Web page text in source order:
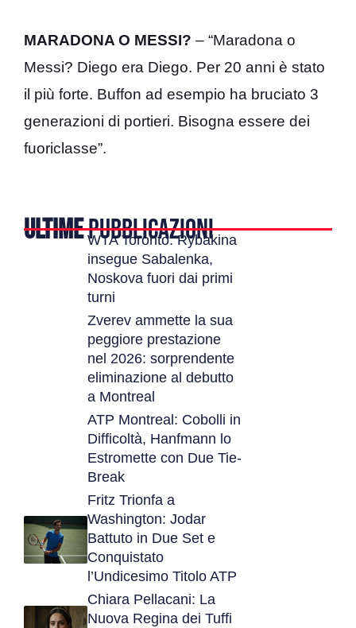
MARADONA O MESSI? – “Maradona o
Messi? Diego era Diego. Per 20 anni è stato
il più forte. Buffon ad esempio ha bruciato 3
generazioni di portieri. Bisogna essere dei
fuoriclasse”.
ULTIMEPUBBLICAZIONI
WTA Toronto: Rybakina
insegue Sabalenka,
Noskova fuori dai primi
turni
Zverev ammette la sua
peggiore prestazione
nel 2026: sorprendente
eliminazione al debutto
a Montreal
ATP Montreal: Cobolli in
Difficoltà, Hanfmann lo
Estromette con Due Tie-
Break
Fritz Trionfa a
Washington: Jodar
Battuto in Due Set e
Conquistato
l’Undicesimo Titolo ATP
Chiara Pellacani: La
Nuova Regina dei Tuffi